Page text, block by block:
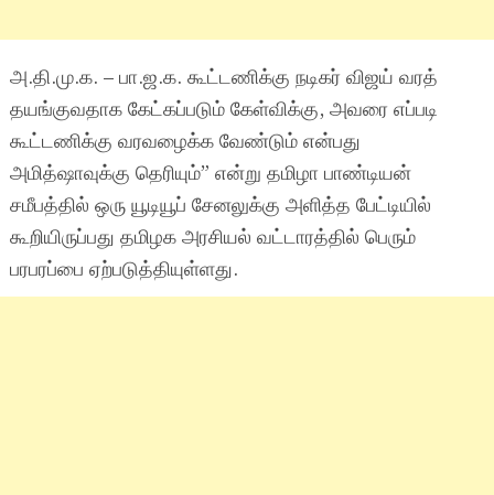
அ.தி.மு.க. – பா.ஜ.க. கூட்டணிக்கு நடிகர் விஜய் வரத்
தயங்குவதாக கேட்கப்படும் கேள்விக்கு, அவரை எப்படி
கூட்டணிக்கு வரவழைக்க வேண்டும் என்பது
அமித்ஷாவுக்கு தெரியும்” என்று தமிழா பாண்டியன்
சமீபத்தில் ஒரு யூடியூப் சேனலுக்கு அளித்த பேட்டியில்
கூறியிருப்பது தமிழக அரசியல் வட்டாரத்தில் பெரும்
பரபரப்பை ஏற்படுத்தியுள்ளது.